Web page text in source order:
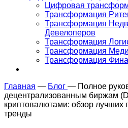
Цифровая
Трансформация
Трансформация
Девелоперов
Трансформация
Трансформация
Трансформация
Главная — Блог — Полное
децентрализованным биржам
криптовалютами: обзор
тренды